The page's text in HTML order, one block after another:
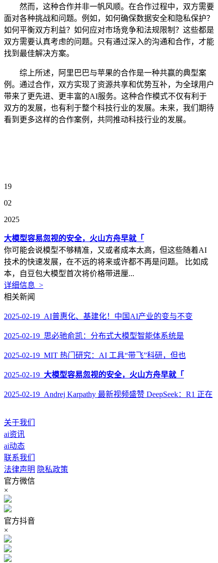
然而，这种合作并非一帆风顺。在合作过程中，双方需要
面对各种挑战和问题。例如，如何确保数据安全和隐私保护？
如何平衡双方利益？如何应对市场竞争和法规限制？这些都是
双方需要认真考虑的问题。只有通过深入的沟通和合作，才能
找到最佳解决方案。
综上所述，阿里巴巴与苹果的合作是一种共赢的典型案
例。通过合作，双方实现了资源共享和优势互补，为全球用户
带来了更先进、更丰富的AI服务。这种合作模式不仅有利于
双方的发展，也有利于整个科技行业的发展。未来，我们期待
看到更多这样的合作案例，共同推动科技行业的发展。
19
02
2025
大模型容易忽视的安全，火山方舟早就「
你可能会说模型不够精准，又或者成本太高，但这些随着AI
技术的快速发展，在不远的将来或许都不再是问题。 比如成
本，自豆包大模型首次将价格带进厘...
详细信息 >
相关新闻
2025-02-19 AI普惠化、基建化！中国AI产业的变与不变
2025-02-19 思必驰俞凯：分布式大模型智能体系统是
2025-02-19 MIT 热门研究：AI 工具“带飞”科研，但也
2025-02-19 大模型容易忽视的安全，火山方舟早就「
2025-02-19 Andrej Karpathy 最新视频盛赞 DeepSeek：R1 正在
关于我们
ai资讯
ai动态
联系我们
法律声明 隐私政策
官方微信
×
官方抖音
×